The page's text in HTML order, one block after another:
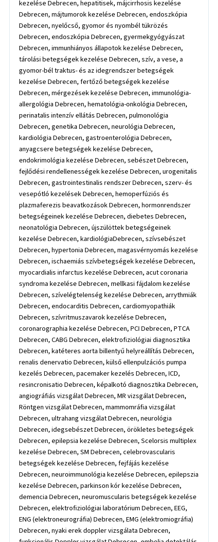
kezelése Debrecen, hepatitisek, májcirrhosis kezelése
Debrecen, májtumorok kezelése Debrecen, endoszkópia
Debrecen, nyelőcső, gyomor és nyombél tükrözés
Debrecen, endoszkópia Debrecen, gyermekgyógyászat
Debrecen, immunhiányos állapotok kezelése Debrecen,
tárolási betegségek kezelése Debrecen, szív, a vese, a
gyomor-bél traktus- és az idegrendszer betegségek
kezelése Debrecen, fertőző betegségek kezelése
Debrecen, mérgezések kezelése Debrecen, immunológia-
allergológia Debrecen, hematológia-onkológia Debrecen,
perinatalis intenzív ellátás Debrecen, pulmonológia
Debrecen, genetika Debrecen, neurológia Debrecen,
kardiológia Debrecen, gastroenterológia Debrecen,
anyagcsere betegségek kezelése Debrecen,
endokrimológia kezelése Debrecen, sebészet Debrecen,
fejlődési rendellenességek kezelése Debrecen, urogenitalis
Debrecen, gastrointestinalis rendszer Debrecen, szerv- és
vesepótló kezelések Debrecen, hemoperfúziós és
plazmaferezis beavatkozások Debrecen, hormonrendszer
betegségeinek kezelése Debrecen, diebetes Debrecen,
neonatológia Debrecen, újszülöttek betegségeinek
kezelése Debrecen, kardiológiaDebrecen, szívsebészet
Debrecen, hypertonia Debrecen, magasvérnyomás kezelése
Debrecen, ischaemiás szívbetegségek kezelése Debrecen,
myocardialis infarctus kezelése Debrecen, acut coronaria
syndroma kezelése Debrecen, mellkasi fájdalom kezelése
Debrecen, szívelégtelenség kezelése Debrecen, arrythmiák
Debrecen, endocarditis Debrecen, cardiomyopathiák
Debrecen, szívritmuszavarok kezelése Debrecen,
coronarographia kezelése Debrecen, PCI Debrecen, PTCA
Debrecen, CABG Debrecen, elektrofiziológiai diagnosztika
Debrecen, katéteres aorta billentyű helyreállítás Debrecen,
renalis denervatio Debrecen, külső ellenpulzációs pumpa
kezelés Debrecen, pacemaker kezelés Debrecen, ICD,
resincronisatio Debrecen, képalkotó diagnosztika Debrecen,
angiográfiás vizsgálat Debrecen, MR vizsgálat Debrecen,
Röntgen vizsgálat Debrecen, mammomráfia vizsgálat
Debrecen, ultrahang vizsgálat Debrecen, neurológia
Debrecen, idegsebészet Debrecen, örökletes betegségek
Debrecen, epilepsia kezelése Debrecen, Scelorsis multiplex
kezelése Debrecen, SM Debrecen, celebrovascularis
betegségek kezelése Debrecen, fejfájás kezelése
Debrecen, neuroimmunológia kezelése Debrecen, epilepszia
kezelése Debrecen, parkinson kór kezelése Debrecen,
demencia Debrecen, neuromuscularis betegségek kezelése
Debrecen, elektrofiziológiai laboratórium Debrecen, EEG,
ENG (elektroneurográfia) Debrecen, EMG (elektromiográfia)
Debrecen, nyaki erek doppler vizsgálata Debrecen,